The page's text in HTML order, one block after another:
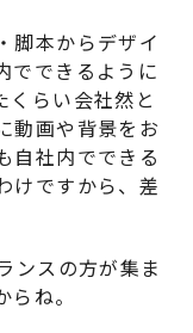
脚本からデザイ
でできるように
くらい会社然と
動画や背景をお
自社内でできる
けですから、差
ンスの方が集ま
ね。